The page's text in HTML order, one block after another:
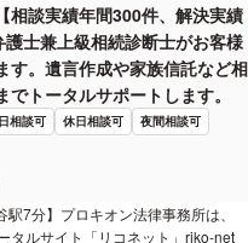
相談実績年間300件、解決実績
士兼上級相続診断士がお客様
す。遺言作成や家族信託など相
トータルサポートします。
相談可 休日相談可
夜間相談可
7分】プロキオン法律事務所は、
タルサイト「リコネット」riko-net